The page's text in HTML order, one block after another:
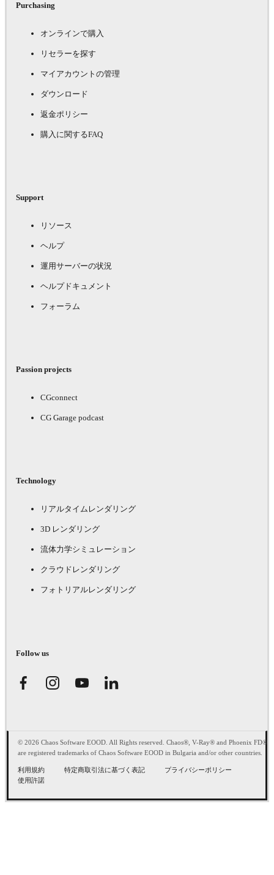
Purchasing
オンラインで購入
リセラーを探す
マイアカウントの管理
ダウンロード
返金ポリシー
購入に関するFAQ
Support
リソース
ヘルプ
運用サーバーの状況
ヘルプドキュメント
フォーラム
Passion projects
CGconnect
CG Garage podcast
Technology
リアルタイムレンダリング
3D レンダリング
流体力学シミュレーション
クラウドレンダリング
フォトリアルレンダリング
Follow us
© 2026 Chaos Software EOOD. All Rights reserved. Chaos®, V-Ray® and Phoenix FD®
are registered trademarks of Chaos Software EOOD in Bulgaria and/or other countries.
利用規約 特定商取引法に基づく表記
プライバシーポリシー
使用許諾